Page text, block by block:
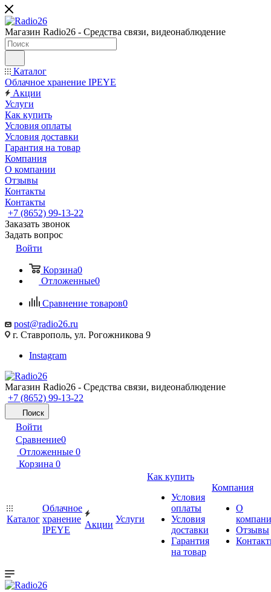
Магазин Radio26 - Средства связи, видеонаблюдение
Каталог
Облачное хранение IPEYE
Акции
Услуги
Как купить
Условия оплаты
Условия доставки
Гарантия на товар
Компания
О компании
Отзывы
Контакты
Контакты
+7 (8652) 99-13-22
Заказать звонок
Задать вопрос
Войти
Корзина0
Отложенные0
Сравнение товаров0
post@radio26.ru
г. Ставрополь, ул. Рогожникова 9
Instagram
Магазин Radio26 - Средства связи, видеонаблюдение
+7 (8652) 99-13-22
Поиск
Войти
Сравнение0
Отложенные 0
Корзина 0
Каталог
Облачное
хранение
IPEYE
Акции
Услуги
Как купить
Условия
оплаты
Условия
доставки
Гарантия
на товар
Компания
О
Отзывы